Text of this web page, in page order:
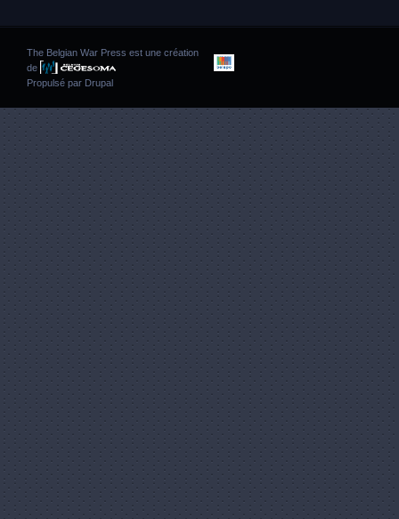
The Belgian War Press est une création
de
Propulsé par Drupal